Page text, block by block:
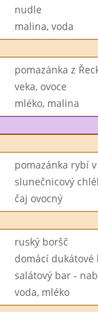
nudle
malina, voda
pomazánka z
veka, ovoce
mléko, malina
pomazánka rybí
slunečnicový
čaj ovocný
ruský boršč
domácí dukátové
salátový bar -
voda, mléko